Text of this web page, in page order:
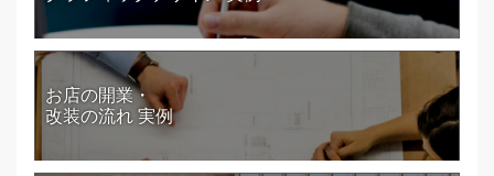
お店の開業・
改装の流れ 実例